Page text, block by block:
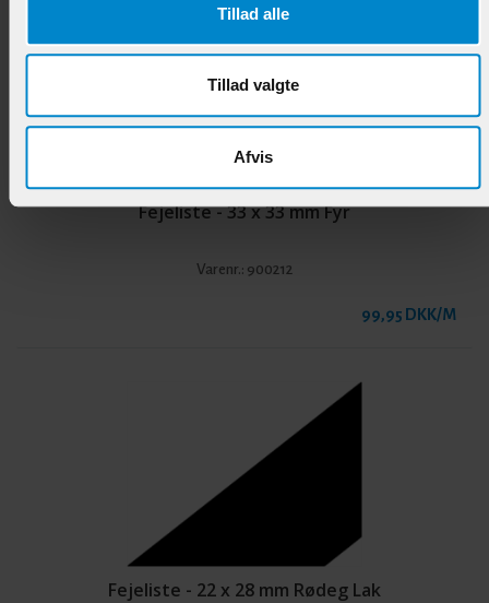
Tillad alle
Tillad valgte
Afvis
Fejeliste - 33 x 33 mm Fyr
Varenr.: 900212
99,95 DKK/M
Fejeliste - 22 x 28 mm Rødeg Lak